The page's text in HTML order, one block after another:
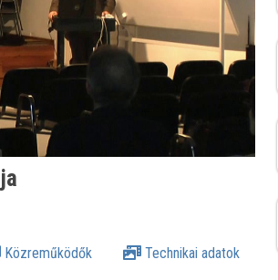
Közreműködők Technikai adatok